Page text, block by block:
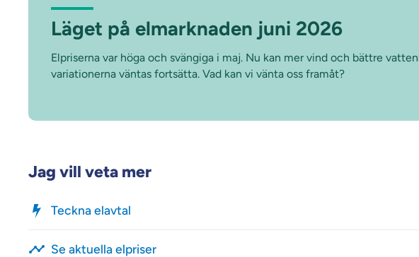
Läget på elmarknaden juni 2026
Elpriserna var höga och svängiga i maj. Nu kan mer vind och bättre
variationerna väntas fortsätta. Vad kan vi vänta oss framåt?
Jag vill veta mer
Teckna elavtal
Se aktuella elpriser